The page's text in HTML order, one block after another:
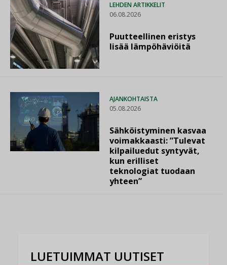
LEHDEN ARTIKKELIT
06.08.2026
Puutteellinen eristys
lisää lämpöhäviöitä
AJANKOHTAISTA
05.08.2026
Sähköistyminen kasvaa
voimakkaasti: ”Tulevat
kilpailuedut syntyvät,
kun erilliset
teknologiat tuodaan
yhteen”
LUETUIMMAT UUTISET